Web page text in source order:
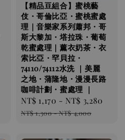
【精品豆組合】蜜桃藝
伎・哥倫比亞・蜜桃蜜處
理｜音樂家系列蕭邦・哥
斯大黎加・塔拉珠・葡萄
乾蜜處理｜薰衣奶茶・衣
索比亞・罕貝拉・
74110/74112水洗 ｜美麗
之地・蒲隆地・漫漫長路
咖啡計劃・蜜處理 ｜
Sale
price
NT$ 1,170 - NT$ 3,280
NT$ 1,300-NT$ 4,000